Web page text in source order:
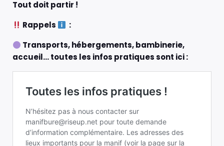
Tout doit partir !
Rappels
:
Transports, hébergements, bambinerie,
accueil… toutes les infos pratiques sont ici :